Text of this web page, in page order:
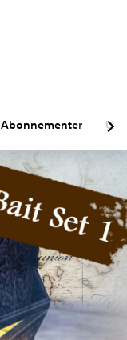
Abonnementer